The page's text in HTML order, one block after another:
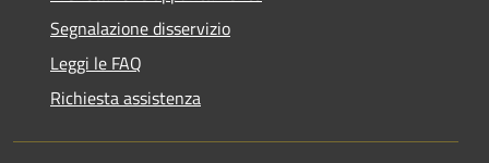
Segnalazione disservizio
Leggi le FAQ
Richiesta assistenza